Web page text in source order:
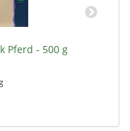
Pferd - 500 g